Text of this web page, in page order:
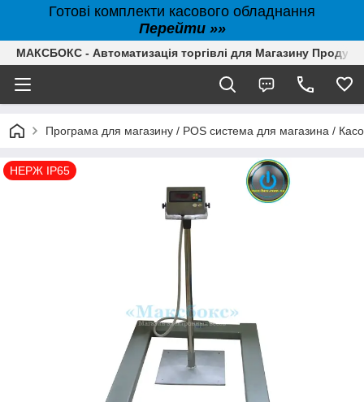
Готові комплекти касового обладнання
Перейти »»
МАКСБОКС - Автоматизація торгівлі для Магазину
Програма для магазину / POS система для магазина /
НЕРЖ IP65